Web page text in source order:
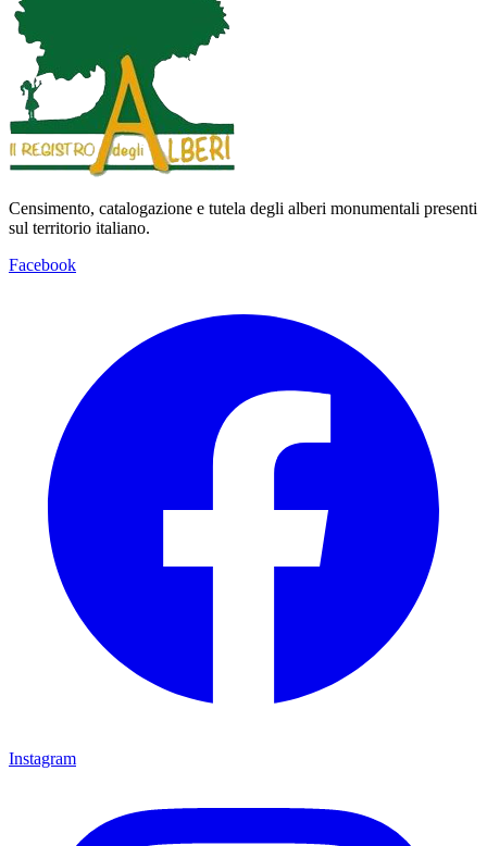
Censimento, catalogazione e tutela degli alberi monumentali presenti
sul territorio italiano.
Facebook
Instagram